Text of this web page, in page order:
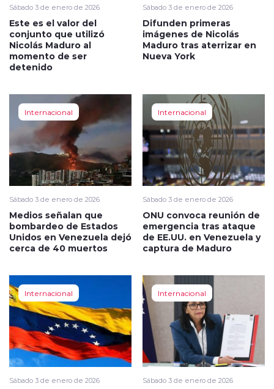
Sábado 3 de enero de 2026
Este es el valor del
conjunto que utilizó
Nicolás Maduro al
momento de ser
detenido
Sábado 3 de enero de 2026
Difunden primeras
imágenes de Nicolás
Maduro tras aterrizar en
Nueva York
Internacional
Sábado 3 de enero de 2026
Medios señalan que
bombardeo de Estados
Unidos en Venezuela dejó
cerca de 40 muertos
Internacional
Sábado 3 de enero de 2026
ONU convoca reunión de
emergencia tras ataque
de EE.UU. en Venezuela y
captura de Maduro
Internacional
Sábado 3 de enero de 2026
Internacional
Sábado 3 de enero de 2026